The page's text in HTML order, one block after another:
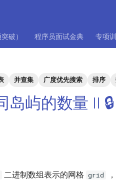
破） 程序员面试金典 专项
并查集 广度优先搜索 排序
岛屿的数量 II 🔒
二进制数组表示的网格 grid